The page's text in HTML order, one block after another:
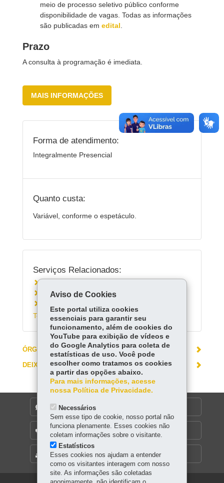
meio de processo seletivo público conforme
disponibilidade de vagas. Todas as informações
são publicadas em edital
Prazo
A consulta à programação é imediata.
MAIS INFORMAÇÕES
Forma de atendimento:
Integralmente Presencial
Quanto custa:
Variável, conforme o espetáculo.
Serviços Relacionados:
Conhecer o Balé Teatro Guaíra
Conhecer o G2 Companhia de Dança do
Teatro Guaíra
ÓRGÃO RESPONSÁVEL
DEIXE SUA OPINIÃO
MAPA DO SITE
DENUNCIE CORRUPÇÃO
OUVIDORIA
Aviso de Cookies
Este portal utiliza cookies
essenciais para garantir seu
funcionamento, além de cookies do
YouTube para exibição de vídeos e
do Google Analytics para coleta de
estatísticas de uso. Você pode
escolher como tratamos os cookies
a partir das opções abaixo.
Para mais informações, acesse
nossa Política de Privacidade.
Necessários
Sem esse tipo de cookie, nosso portal não
funciona plenamente. Esses cookies não
coletam informações sobre o visitante.
Estatísticos
Esses cookies nos ajudam a entender
como os visitantes interagem com nosso
site. As informações são coletadas